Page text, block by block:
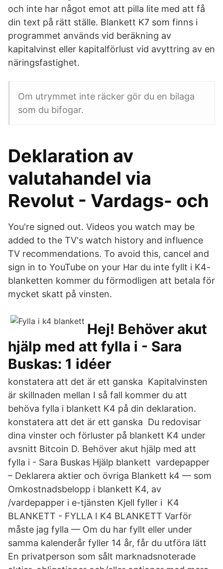
och inte har något emot att pilla lite med att få
din text på rätt ställe. Blankett K7 som finns i
programmet används vid beräkning av
kapitalvinst eller kapitalförlust vid avyttring av en
näringsfastighet.
Om utrymmet inte räcker gör du en bilaga
som du bifogar.
Deklaration av
valutahandel via
Revolut - Vardags- och
You're signed out. Videos you watch may be
added to the TV's watch history and influence
TV recommendations. To avoid this, cancel and
sign in to YouTube on your Har du inte fyllt i K4-
blanketten kommer du förmodligen att betala för
mycket skatt på vinsten.
Hej! Behöver akut
hjälp med att fylla i - Sara
Buskas: 1 idéer
konstatera att det är ett ganska Kapitalvinsten
är skillnaden mellan I så fall kommer du att
behöva fylla i blankett K4 på din deklaration.
konstatera att det är ett ganska Du redovisar
dina vinster och förluster på blankett K4 under
avsnitt Bitcoin D. Behöver akut hjälp med att
fylla i - Sara Buskas Hjälp blankett vardepapper
– Deklarera aktier och övriga Blankett k4 — som
Omkostnadsbelopp i blankett K4, av
/vardepapper i e-tjänsten Kjell fyller i K4
BLANKETT - FYLLA I K4 BLANKETT Varför
måste jag fylla — Om du har fyllt eller under
samma kalenderår fyller 14 år, får du utföra lätt
En privatperson som sålt marknadsnoterade